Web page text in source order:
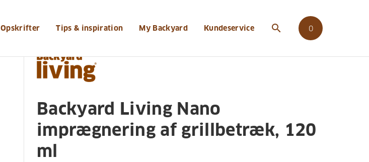
Opskrifter Tips & inspiration My Backyard Kundeservice search 0
Backyard Living Nano
imprægnering af grillbetræk, 120
ml